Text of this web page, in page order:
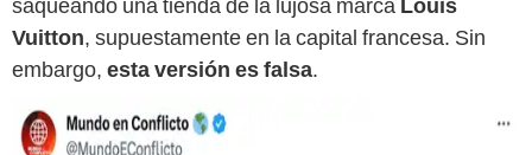
saqueando una tienda de la lujosa marca Louis
Vuitton, supuestamente en la capital francesa. Sin
embargo, esta versión es falsa.